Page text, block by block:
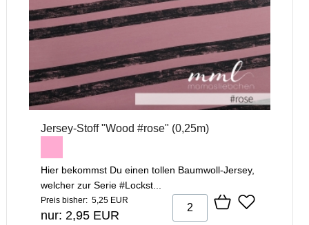
Jersey-Stoff "Wood #rose" (0,25m)
Hier bekommst Du einen tollen Baumwoll-Jersey,
welcher zur Serie #Lockst...
Preis bisher: 5,25 EUR
nur: 2,95 EUR